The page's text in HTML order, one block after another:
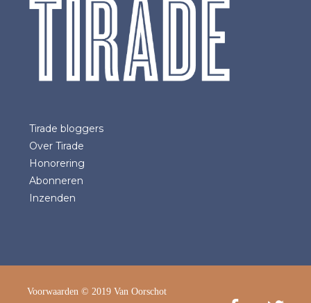
Tirade bloggers
Over Tirade
Honorering
Abonneren
Inzenden
Voorwaarden © 2019 Van Oorschot